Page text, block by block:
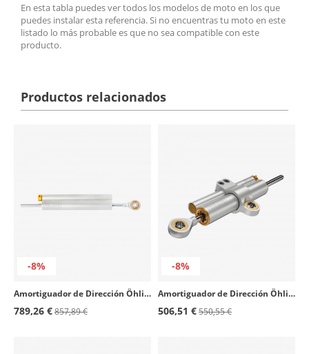
En esta tabla puedes ver todos los modelos de moto en los que
puedes instalar esta referencia. Si no encuentras tu moto en este
listado lo más probable es que no sea compatible con este
producto.
Productos relacionados
-8%
Amortiguador de Dirección Öhlins Kawasaki Ninja ZX-6R (13-26) SD 042
789,26 €857,89 €
-8%
Amortiguador de Dirección Öhlins Universal SD20 002
506,51 €550,55 €